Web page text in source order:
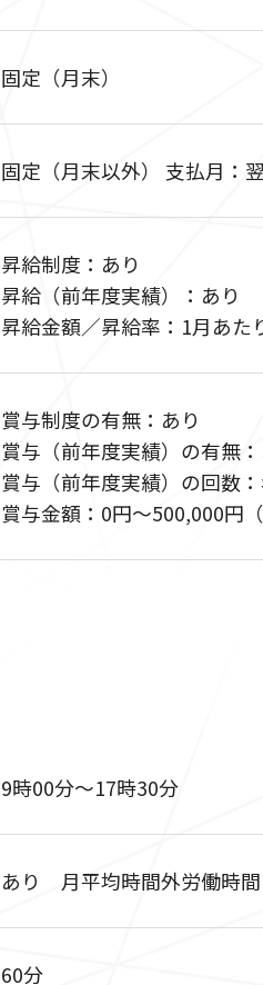
固定（月末）
固定（月末以外） 支払月：
昇給制度：あり
昇給（前年度実績）：あり
昇給金額／昇給率：1月あた
賞与制度の有無：あり
賞与（前年度実績）の有無：
賞与（前年度実績）の回数
賞与金額：0円〜500,000円（
9時00分〜17時30分
あり 月平均時間外労働時間
60分